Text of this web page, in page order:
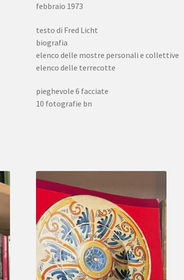
febbraio 1973
testo di Fred Licht
biografia
elenco delle mostre personali e collettive
elenco delle terrecotte
pieghevole 6 facciate
10 fotografie bn